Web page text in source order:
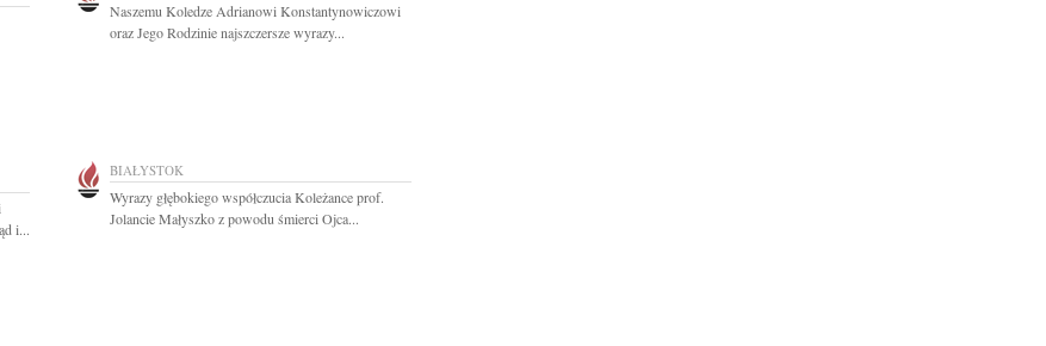
Naszemu Koledze Adrianowi Konstantynowiczowi
oraz Jego Rodzinie najszczersze wyrazy...
i...
BIAŁYSTOK
Wyrazy głębokiego współczucia Koleżance prof.
Jolancie Małyszko z powodu śmierci Ojca...